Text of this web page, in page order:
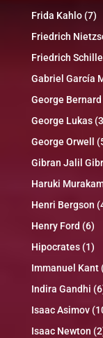
Frida Kahlo(7)
Friedrich
Friedrich
Gabriel García
George Bernard
George Lukas
George Orwell
Gibran Jalil
Haruki
Henri Bergson
Henry Ford (6)
Hipocrates(1)
Immanuel Kant
Indira Gandhi
Isaac Asimov
Isaac Newton